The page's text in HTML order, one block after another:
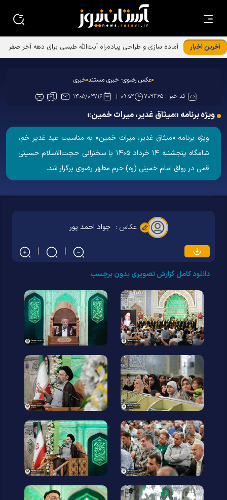
آخرین اخبار
عکس رضوی- خبری مستند خبری
کد خبر : ۷۰۹۳۶۵ ۰۹:۵۲ ۱۴۰۵/۰۳/۱۶
ویژه برنامه «میثاق غدیر، میراث خمین»
ویژه برنامه «میثاق غدیر، میراث خمین» به مناسبت عید غدیر خم،
شامگاه پنجشنبه ۱۴ خرداد ۱۴۰۵ با سخنرانی حجت‌الاسلام حسینی
قمی در رواق امام خمینی (ره) حرم مطهر رضوی برگزار شد.
عکاس : جواد احمد پور
دانلود کامل گزارش تصویری بدون برچسب